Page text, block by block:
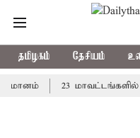
தமிழகம் தேசியம்
23 மாவட்டங்களில்